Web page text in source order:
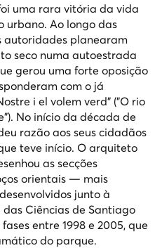
uma rara vitória da vida
urbano. Ao longo das
autoridades planearam
seco numa autoestrada
gerou uma forte oposição
com o já
i el volem verd" ("O rio
No início da década de
razão aos seus cidadãos
teve início. O arquiteto
as secções
orientais — mais
junto à
Ciências de Santiago
entre 1998 e 2005, que
do parque.